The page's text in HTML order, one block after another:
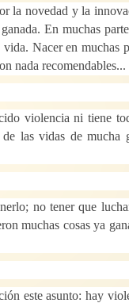
la novedad y la
En muchas
Nacer en muchas
nada recomendables...
violencia ni tiene
las vidas de mucha
no tener que
muchas cosas ya
este asunto: hay